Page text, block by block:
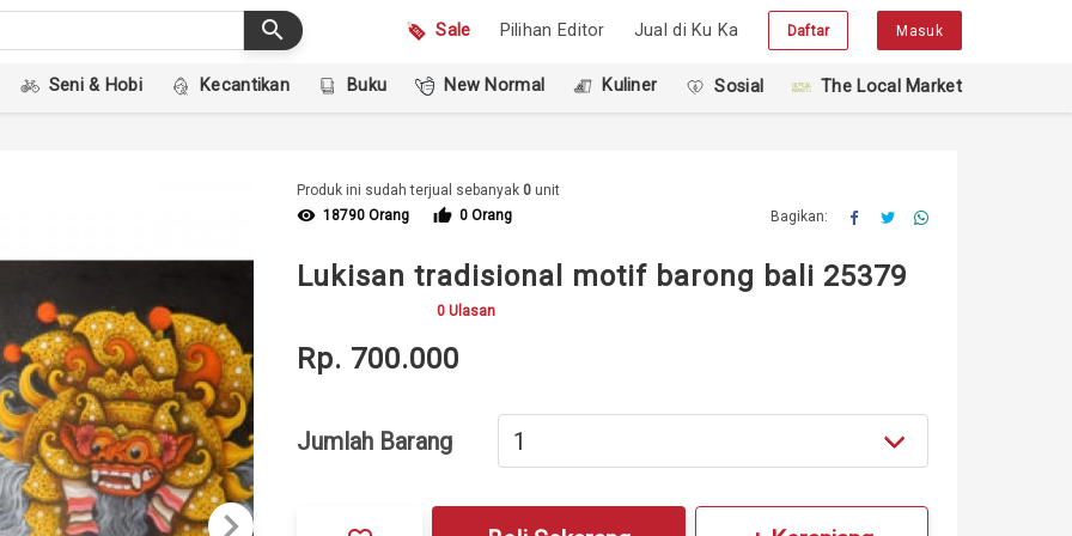
search Sale Pilihan Editor Jual di Ku Ka Daftar Masuk
Seni & Hobi Kecantikan Buku New Normal Kuliner Sosial The Local Market
keyboard_arrow_right
Produk ini sudah terjual sebanyak 0 unit
visibility 18790 Orang thumb_up 0 Orang Bagikan:
Lukisan tradisional motif barong bali 25379
0 Ulasan
Rp. 700.000
Jumlah Barang